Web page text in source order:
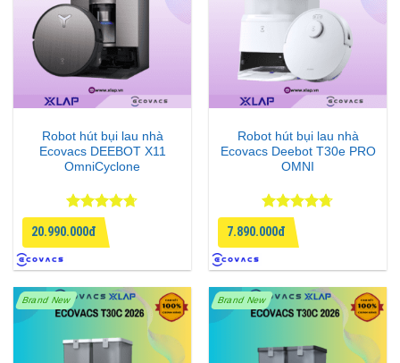
Robot hút bụi lau nhà
Ecovacs DEEBOT X11
OmniCyclone
Được xếp
hạng
4.67
5 sao
20.990.000đ
Robot hút bụi lau nhà
Ecovacs Deebot T30e PRO
OMNI
Được xếp
hạng4.67
5 sao
7.890.000đ
Brand New Brand New